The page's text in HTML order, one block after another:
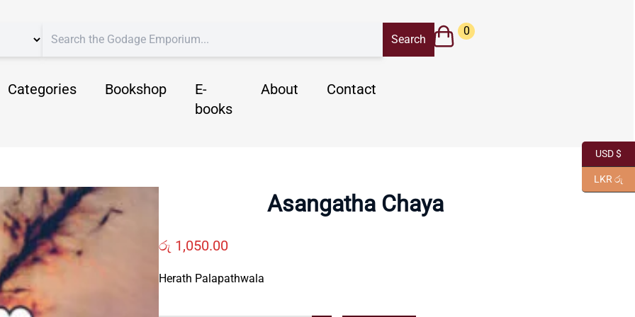
Categories Bookshop
E-
books
About Contact
0
Asangatha Chaya
රු 1,050.00
Herath Palapathwala
USD $
LKR රු